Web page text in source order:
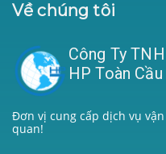
Về chúng tôi
Công Ty
HP Toàn Cầu
Đơn vị cung cấp dịch vụ
quan!